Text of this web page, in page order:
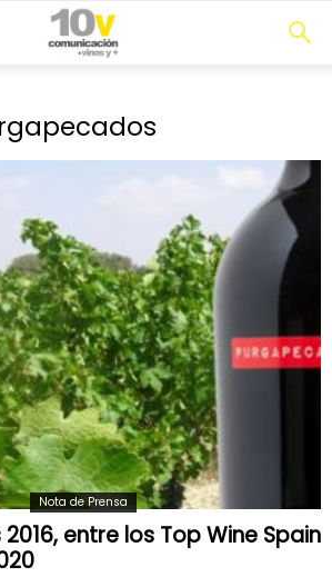
Nota de Prensa
entre los Top Wine Spain